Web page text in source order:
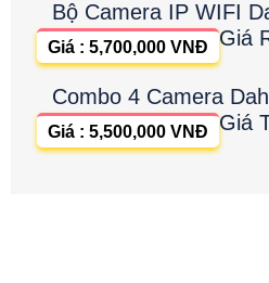
Bộ Camera IP WIFI
Giá
Giá : 5,700,000 VNĐ
Combo 4 Camera
Giá
Giá : 5,500,000 VNĐ